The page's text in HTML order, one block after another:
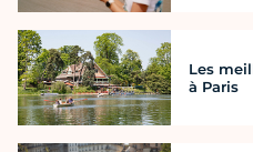
Les
à Paris